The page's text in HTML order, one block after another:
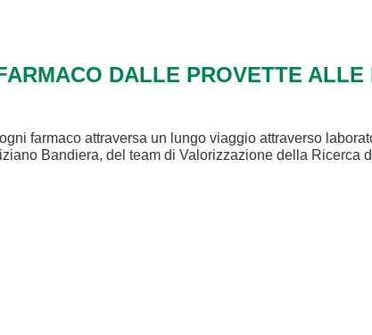
DALLE PROVETTE ALLE
farmaco attraversa un lungo viaggio attraverso
Bandiera, del team di Valorizzazione della Ricerca